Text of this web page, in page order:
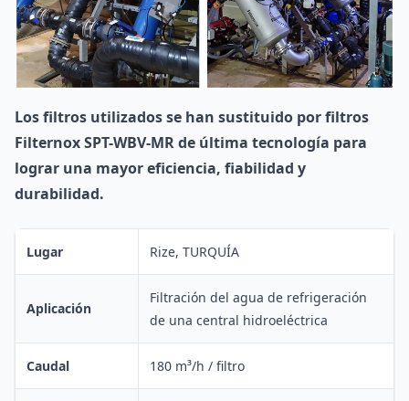
Los filtros utilizados se han sustituido por filtros
Filternox SPT-WBV-MR de última tecnología para
lograr una mayor eficiencia, fiabilidad y
durabilidad.
Lugar Rize, TURQUÍA
Aplicación
Filtración del agua de refrigeración
de una central hidroeléctrica
Caudal 180 m³/h / filtro